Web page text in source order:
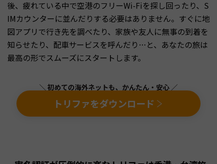
後、疲れている中で空港のフリーWi-Fiを探し回ったり、S
IMカウンターに並んだりする必要はありません。すぐに地
図アプリで行き先を調べたり、家族や友人に無事の到着を
知らせたり、配車サービスを呼んだり…と、あなたの旅は
最高の形でスムーズにスタートします。
＼ 初めての海外ネットも、かんたん・安心 ／
トリファをダウンロード